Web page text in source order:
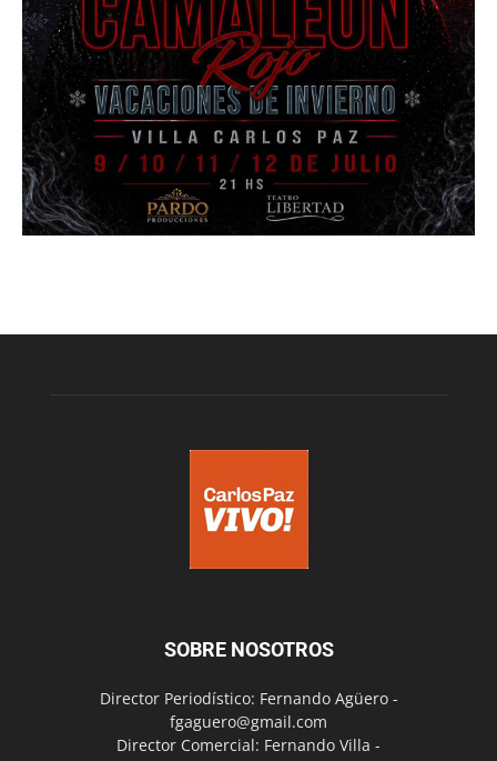
SOBRE NOSOTROS
Director Periodístico: Fernando Agüero -
fgaguero@gmail.com
Director Comercial: Fernando Villa -